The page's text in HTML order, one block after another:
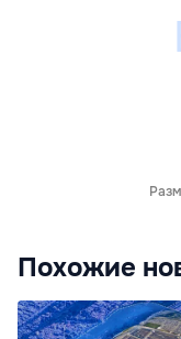
Похожие